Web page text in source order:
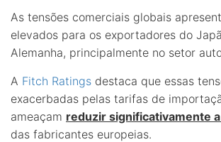
As tensões comerciais globais
elevados para os exportadores do
Alemanha, principalmente no setor
A Fitch Ratings destaca que essas
exacerbadas pelas tarifas de
ameaçam reduzir significativamente
das fabricantes europeias.